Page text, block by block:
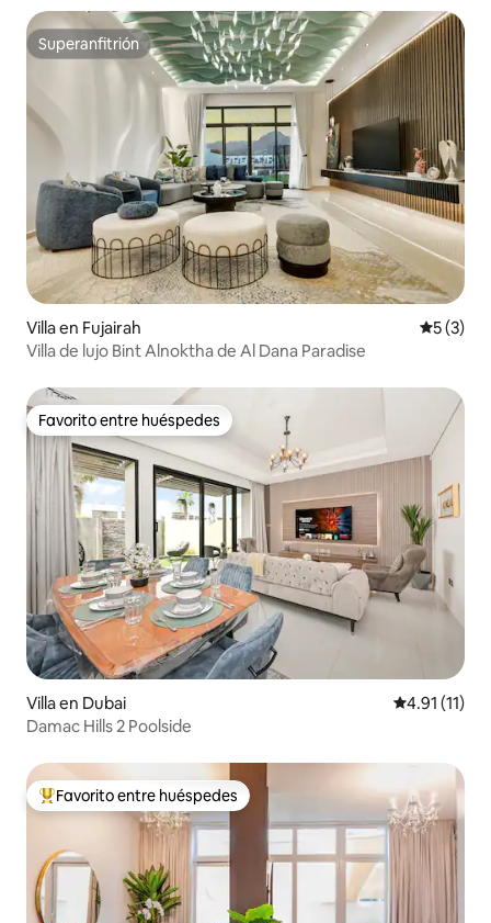
Superanfitrión
Superanfitrión
Villa en Fujairah
5 (3)
Villa de lujo Bint Alnoktha de Al Dana Paradise
Favorito entre huéspedes
Favorito entre huéspedes
Villa en Dubai Calificación
4.91 (11)
Damac Hills 2 Poolside
Favorito entre huéspedes preferido
Favorito entre huéspedes